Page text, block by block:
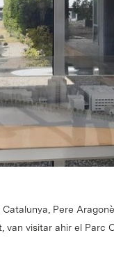
Pere
van visitar ahir el Parc